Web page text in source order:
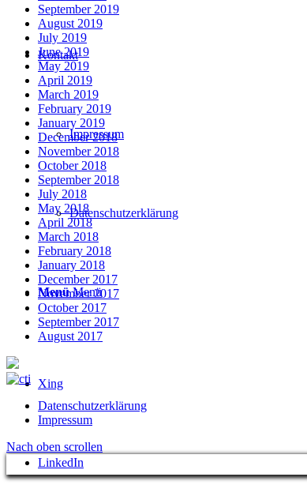
Kontakt
Impressum
Datenschutzerklärung
Menü Menü
Xing
LinkedIn
September 2019
August 2019
July 2019
June 2019
May 2019
April 2019
March 2019
February 2019
January 2019
December 2018
November 2018
October 2018
September 2018
July 2018
May 2018
April 2018
March 2018
February 2018
January 2018
December 2017
November 2017
October 2017
September 2017
August 2017
Datenschutzerklärung
Impressum
Nach oben scrollen